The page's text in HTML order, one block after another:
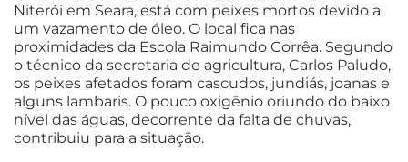
Niterói em Seara, está com peixes mortos devido a
um vazamento de óleo. O local fica nas
proximidades da Escola Raimundo Corrêa. Segundo
o técnico da secretaria de agricultura, Carlos Paludo,
os peixes afetados foram cascudos, jundiás, joanas e
alguns lambaris. O pouco oxigênio oriundo do baixo
nível das águas, decorrente da falta de chuvas,
contribuiu para a situação.